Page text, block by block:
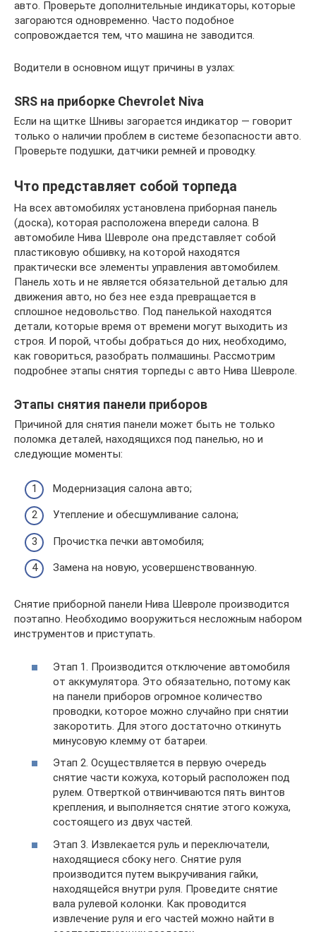
авто. Проверьте дополнительные индикаторы, которые
загораются одновременно. Часто подобное
сопровождается тем, что машина не заводится.
Водители в основном ищут причины в узлах:
SRS на приборке Chevrolet Niva
Если на щитке Шнивы загорается индикатор — говорит
только о наличии проблем в системе безопасности авто.
Проверьте подушки, датчики ремней и проводку.
Что представляет собой торпеда
На всех автомобилях установлена приборная панель
(доска), которая расположена впереди салона. В
автомобиле Нива Шевроле она представляет собой
пластиковую обшивку, на которой находятся
практически все элементы управления автомобилем.
Панель хоть и не является обязательной деталью для
движения авто, но без нее езда превращается в
сплошное недовольство. Под панелькой находятся
детали, которые время от времени могут выходить из
строя. И порой, чтобы добраться до них, необходимо,
как говориться, разобрать полмашины. Рассмотрим
подробнее этапы снятия торпеды с авто Нива Шевроле.
Этапы снятия панели приборов
Причиной для снятия панели может быть не только
поломка деталей, находящихся под панелью, но и
следующие моменты:
Модернизация салона авто;
Утепление и обесшумливание салона;
Прочистка печки автомобиля;
Замена на новую, усовершенствованную.
Снятие приборной панели Нива Шевроле производится
поэтапно. Необходимо вооружиться несложным набором
инструментов и приступать.
Этап 1. Производится отключение автомобиля
от аккумулятора. Это обязательно, потому как
на панели приборов огромное количество
проводки, которое можно случайно при снятии
закоротить. Для этого достаточно откинуть
минусовую клемму от батареи.
Этап 2. Осуществляется в первую очередь
снятие части кожуха, который расположен под
рулем. Отверткой отвинчиваются пять винтов
крепления, и выполняется снятие этого кожуха,
состоящего из двух частей.
Этап 3. Извлекается руль и переключатели,
находящиеся сбоку него. Снятие руля
производится путем выкручивания гайки,
находящейся внутри руля. Проведите снятие
вала рулевой колонки. Как проводится
извлечение руля и его частей можно найти в